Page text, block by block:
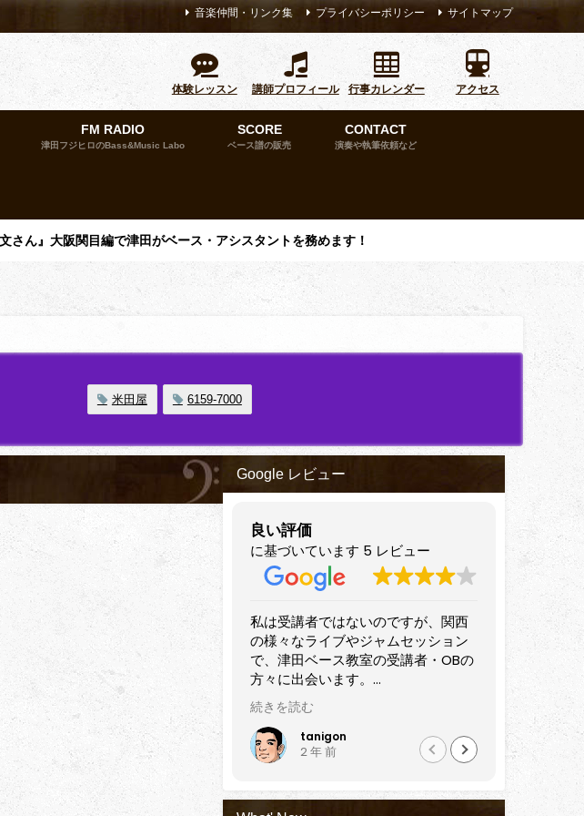
音楽仲間・リンク集 プライバシーポリシー サイトマップ
体験レッスン 講師プロフィール 行事カレンダー アクセス
FM RADIO
津田フジヒロのBass&Music Labo
SCORE
ベース譜の販売
CONTACT
演奏や執筆依頼など
ん』大阪関目編で津田がベース・アシスタントを務めます！
米田屋 6159-7000
Google レビュー
良い評価
に基づいています 5 レビュー
私は受講者ではないのですが、関西
の様々なライブやジャムセッション
で、津田ベース教室の受講者・OBの
方々に出会います。
OBの方では、既に独立して講師やプ
ロ活動している方も結構いらっしゃ
いますし、現役で受講中の方も初心
者のころから着実にレベルアップさ
れているのをセッションで出会うた
びに演奏で感じます。
続きを読む
tanigon
2 年 前
すばらしいベーシストです。
プレイヤーのみならず長きにわたっ
て講師として活躍されています。
近隣でベースを始めてみようという
方はもちろん、すでにある程度弾け
るけどさらにステップアップしたい
方にもぜひおすすめしたい講師だと
思います。
黒田雅之